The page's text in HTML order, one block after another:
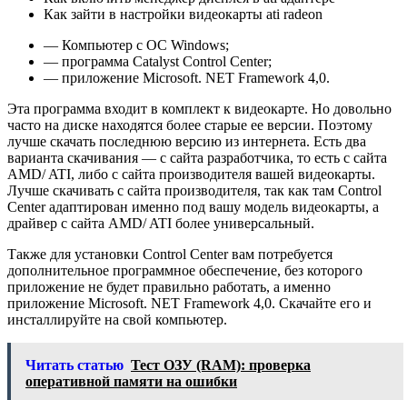
Как зайти в настройки видеокарты ati radeon
— Компьютер с ОС Windows;
— программа Catalyst Control Center;
— приложение Microsoft. NET Framework 4,0.
Эта программа входит в комплект к видеокарте. Но довольно
часто на диске находятся более старые ее версии. Поэтому
лучше скачать последнюю версию из интернета. Есть два
варианта скачивания — с сайта разработчика, то есть с сайта
AMD/ ATI, либо с сайта производителя вашей видеокарты.
Лучше скачивать с сайта производителя, так как там Control
Center адаптирован именно под вашу модель видеокарты, а
драйвер с сайта AMD/ ATI более универсальный.
Также для установки Control Center вам потребуется
дополнительное программное обеспечение, без которого
приложение не будет правильно работать, а именно
приложение Microsoft. NET Framework 4,0. Скачайте его и
инсталлируйте на свой компьютер.
Читать статью Тест ОЗУ (RAM): проверка
оперативной памяти на ошибки